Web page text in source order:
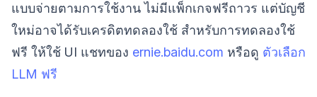
แบบจ่ายตามการใช้งาน ไม่มีแพ็กเกจฟรีถาวร แต่บัญชี
ใหม่อาจได้รับเครดิตทดลองใช้ สำหรับการทดลองใช้
ฟรี ให้ใช้ UI แชทของ ernie.baidu.com หรือดู ตัวเลือก
LLM ฟรี